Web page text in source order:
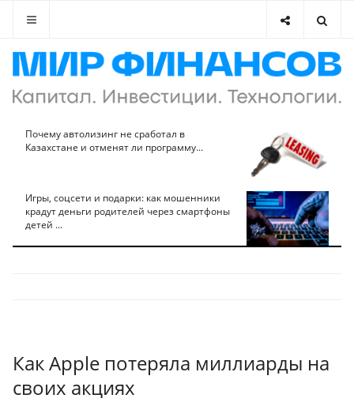
Почему автолизинг не сработал в
Казахстане и отменят ли программу...
Игры, соцсети и подарки: как мошенники
крадут деньги родителей через смартфоны
детей ...
Как Apple потеряла миллиарды на
своих акциях